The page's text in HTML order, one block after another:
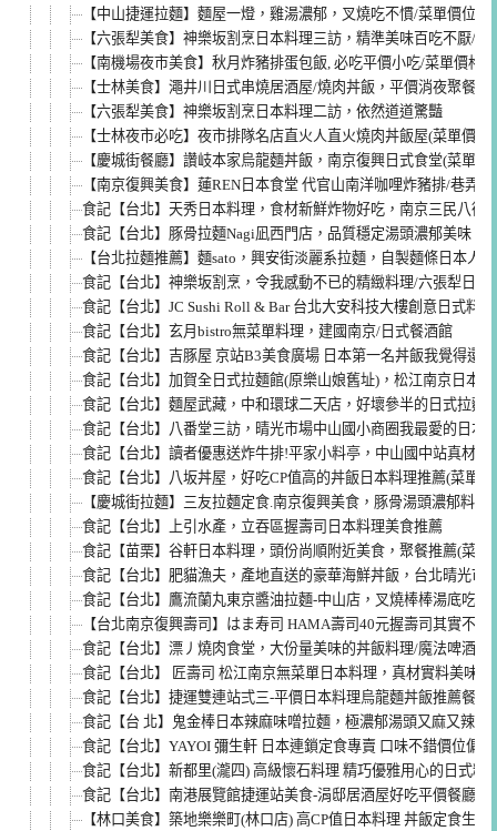
【中山捷運拉麵】麵屋一燈，雞湯濃郁，叉燒吃不慣/菜單價位
【六張犁美食】神樂坂割烹日本料理三訪，精準美味百吃不厭/菜
【南機場夜市美食】秋月炸豬排蛋包飯, 必吃平價小吃/菜單價格
【士林美食】澠井川日式串燒居酒屋/燒肉丼飯，平價消夜聚餐
【六張犁美食】神樂坂割烹日本料理二訪，依然道道驚豔
【士林夜市必吃】夜市排隊名店直火人直火燒肉丼飯屋(菜單價位)
【慶城街餐廳】讚岐本家烏龍麵丼飯，南京復興日式食堂(菜單價
【南京復興美食】蓮REN日本食堂 代官山南洋咖哩炸豬排/巷弄
食記【台北】天秀日本料理，食材新鮮炸物好吃，南京三民八德
食記【台北】豚骨拉麵Nagi凪西門店，品質穩定湯頭濃郁美味
【台北拉麵推薦】麵sato，興安街淡麗系拉麵，自製麵條日本人
食記【台北】神樂坂割烹，令我感動不已的精緻料理/六張犁日本
食記【台北】JC Sushi Roll & Bar 台北大安科技大樓創意日式料理
食記【台北】玄月bistro無菜單料理，建國南京/日式餐酒館
食記【台北】吉豚屋 京站B3美食廣場 日本第一名丼飯我覺得還
食記【台北】加賀全日式拉麵館(原樂山娘舊址)，松江南京日本
食記【台北】麵屋武藏，中和環球二天店，好壞參半的日式拉麵(
食記【台北】八番堂三訪，晴光市場中山國小商圈我最愛的日本
食記【台北】讀者優惠送炸牛排!平家小料亭，中山國中站真材實
食記【台北】八坂丼屋，好吃CP值高的丼飯日本料理推薦(菜單
【慶城街拉麵】三友拉麵定食.南京復興美食，豚骨湯頭濃郁料有
食記【台北】上引水產，立吞區握壽司日本料理美食推薦
食記【苗栗】谷軒日本料理，頭份尚順附近美食，聚餐推薦(菜單
食記【台北】肥貓漁夫，產地直送的豪華海鮮丼飯，台北晴光市
食記【台北】鷹流蘭丸東京醬油拉麵-中山店，叉燒棒棒湯底吃不
【台北南京復興壽司】はま寿司 HAMA壽司40元握壽司其實不平
食記【台北】漂丿燒肉食堂，大份量美味的丼飯料理/魔法啤酒，
食記【台北】 匠壽司 松江南京無菜單日本料理，真材實料美味到
食記【台北】捷運雙連站弍三-平價日本料理烏龍麵丼飯推薦餐廳(
食記【台 北】鬼金棒日本辣麻味噌拉麵，極濃郁湯頭又麻又辣，
食記【台北】YAYOI 彌生軒 日本連鎖定食專賣 口味不錯價位偏
食記【台北】新都里(瀧四) 高級懷石料理 精巧優雅用心的日式料
食記【台北】南港展覽館捷運站美食-涓邸居酒屋好吃平價餐廳推
【林口美食】築地樂樂町(林口店) 高CP值日本料理 丼飯定食生魚